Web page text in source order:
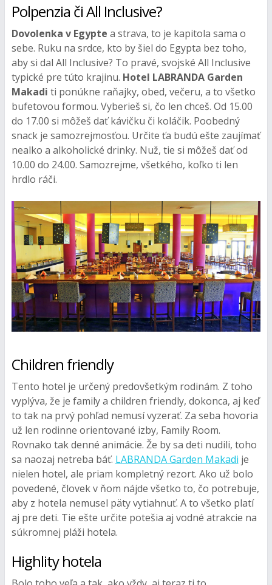
Polpenzia či All Inclusive?
Dovolenka v Egypte a strava, to je kapitola sama o
sebe. Ruku na srdce, kto by šiel do Egypta bez toho,
aby si dal All Inclusive? To pravé, svojské All Inclusive
typické pre túto krajinu. Hotel LABRANDA Garden
Makadi ti ponúkne raňajky, obed, večeru, a to všetko
bufetovou formou. Vyberieš si, čo len chceš. Od 15.00
do 17.00 si môžeš dať kávičku či koláčik. Poobedný
snack je samozrejmosťou. Určite ťa budú ešte zaujímať
nealko a alkoholické drinky. Nuž, tie si môžeš dať od
10.00 do 24.00. Samozrejme, všetkého, koľko ti len
hrdlo ráči.
Children friendly
Tento hotel je určený predovšetkým rodinám. Z toho
vyplýva, že je family a children friendly, dokonca, aj keď
to tak na prvý pohľad nemusí vyzerať. Za seba hovoria
už len rodinne orientované izby, Family Room.
Rovnako tak denné animácie. Že by sa deti nudili, toho
sa naozaj netreba báť. LABRANDA Garden Makadi je
nielen hotel, ale priam kompletný rezort. Ako už bolo
povedené, človek v ňom nájde všetko to, čo potrebuje,
aby z hotela nemusel päty vytiahnuť. A to všetko platí
aj pre deti. Tie ešte určite potešia aj vodné atrakcie na
súkromnej pláži hotela.
Highlity hotela